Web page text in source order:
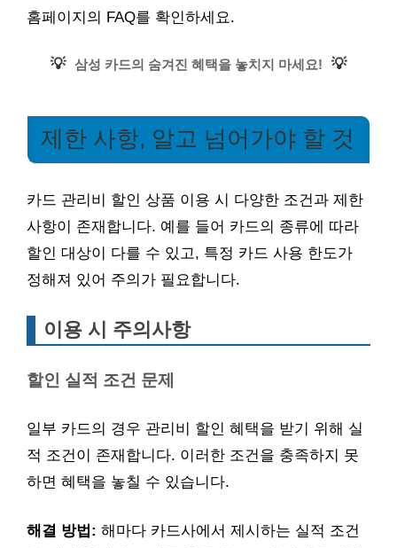
홈페이지의 FAQ를 확인하세요.
💡 삼성 카드의 숨겨진 혜택을 놓치지 마세요! 💡
제한 사항, 알고 넘어가야 할 것
카드 관리비 할인 상품 이용 시 다양한 조건과 제한
사항이 존재합니다. 예를 들어 카드의 종류에 따라
할인 대상이 다를 수 있고, 특정 카드 사용 한도가
정해져 있어 주의가 필요합니다.
이용 시 주의사항
할인 실적 조건 문제
일부 카드의 경우 관리비 할인 혜택을 받기 위해 실
적 조건이 존재합니다. 이러한 조건을 충족하지 못
하면 혜택을 놓칠 수 있습니다.
해결 방법: 해마다 카드사에서 제시하는 실적 조건